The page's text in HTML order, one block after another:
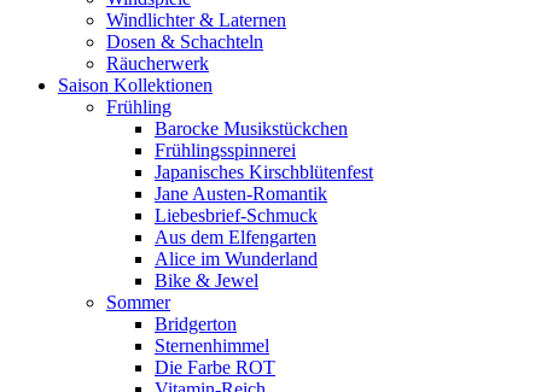
Windlichter & Laternen
Dosen & Schachteln
Räucherwerk
Saison Kollektionen
Frühling
Barocke Musikstückchen
Frühlingsspinnerei
Japanisches Kirschblütenfest
Jane Austen-Romantik
Liebesbrief-Schmuck
Aus dem Elfengarten
Alice im Wunderland
Bike & Jewel
Sommer
Bridgerton
Sternenhimmel
Die Farbe ROT